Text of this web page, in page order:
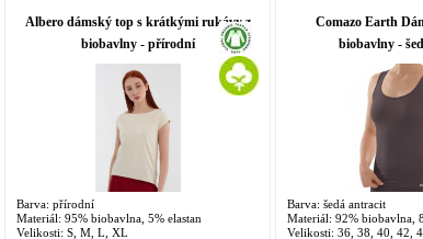
Albero dámský top s krátkými rukávy z
biobavlny - přírodní
Barva: přírodní
Materiál: 95% biobavlna, 5% elastan
Velikosti: S, M, L, XL
Comazo Earth
biobavlny -
Barva: šedá antracit
Materiál: 92% biobavlna,
Velikosti: 36, 38, 40, 42,